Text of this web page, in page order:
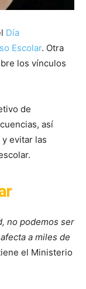
Día
Escolar. Otra
los vínculos
de
así
evitar las
no podemos ser
a miles de
el Ministerio